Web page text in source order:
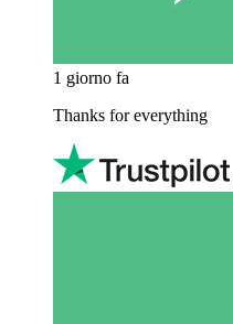
1 giorno fa
Thanks for everything